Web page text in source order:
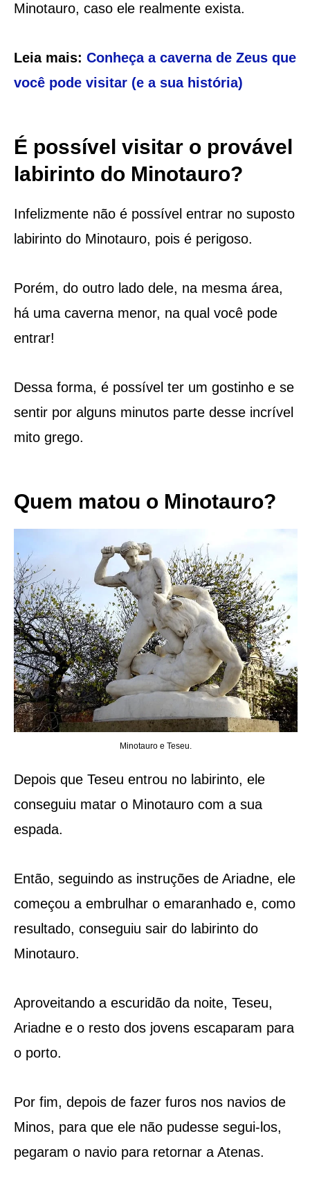
Minotauro, caso ele realmente exista.
Leia mais: Conheça a caverna de Zeus que
você pode visitar (e a sua história)
É possível visitar o provável
labirinto do Minotauro?
Infelizmente não é possível entrar no suposto
labirinto do Minotauro, pois é perigoso.
Porém, do outro lado dele, na mesma área,
há uma caverna menor, na qual você pode
entrar!
Dessa forma, é possível ter um gostinho e se
sentir por alguns minutos parte desse incrível
mito grego.
Quem matou o Minotauro?
Minotauro e Teseu.
Depois que Teseu entrou no labirinto, ele
conseguiu matar o Minotauro com a sua
espada.
Então, seguindo as instruções de Ariadne, ele
começou a embrulhar o emaranhado e, como
resultado, conseguiu sair do labirinto do
Minotauro.
Aproveitando a escuridão da noite, Teseu,
Ariadne e o resto dos jovens escaparam para
o porto.
Por fim, depois de fazer furos nos navios de
Minos, para que ele não pudesse segui-los,
pegaram o navio para retornar a Atenas.